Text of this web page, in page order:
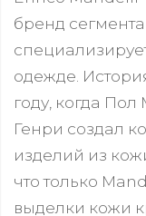
бренд
одежде.
году, когда
Генри создал
изделий из
что только
выделки кожи